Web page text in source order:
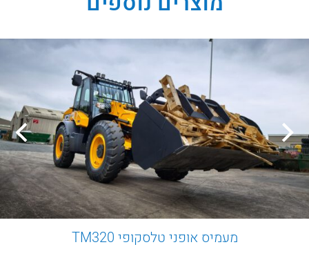
מעמיס אופני טלסקופי TM320